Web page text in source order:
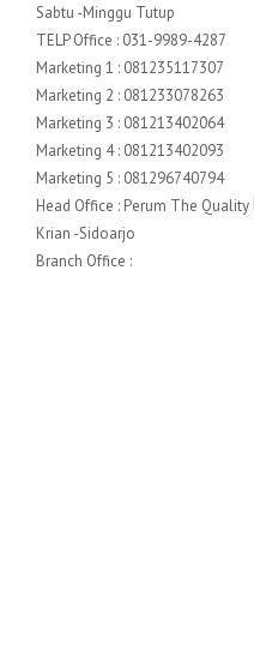
Sabtu -Minggu Tutup
TELP Office : 031-9989-4287
Marketing 1 : 081235117307
Marketing 2 : 081233078263
Marketing 3 : 081213402064
Marketing 4 : 081213402093
Marketing 5 : 081296740794
Head Office : Perum The
Krian -Sidoarjo
Branch Office :